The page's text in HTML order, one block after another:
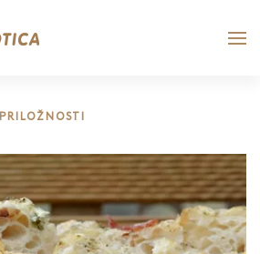
PRILOŽNOSTI